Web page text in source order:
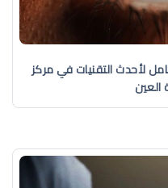
لأحدث التقنيات في مركز
العين